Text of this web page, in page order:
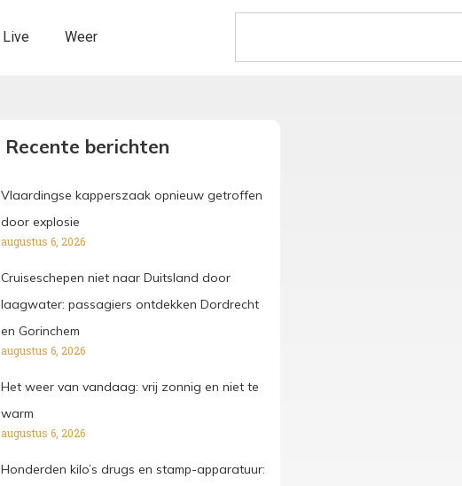
Live Weer
Recente berichten
Vlaardingse kapperszaak opnieuw getroffen
door explosie
augustus 6, 2026
Cruiseschepen niet naar Duitsland door
laagwater: passagiers ontdekken Dordrecht
en Gorinchem
augustus 6, 2026
Het weer van vandaag: vrij zonnig en niet te
warm
augustus 6, 2026
Honderden kilo’s drugs en stamp-apparatuur: